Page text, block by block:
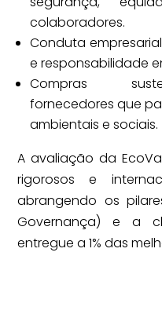
colaboradores.
Conduta
e responsabilidade
Compras
fornecedores que
ambientais e sociais.
A avaliação da
rigorosos e
abrangendo os
Governança) e a
entregue a 1% das